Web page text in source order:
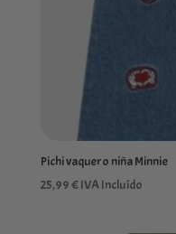
Pichi vaquero niña Minnie
25,99€IVA Incluído